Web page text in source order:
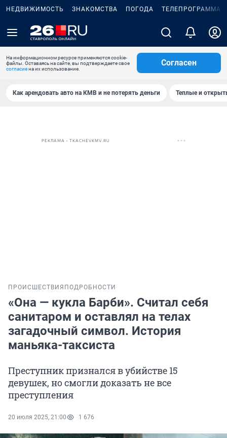
НЕДВИЖИМОСТЬ ЗНАКОМСТВА ПОГОДА ТЕЛЕПРОГРАММА
На информационном ресурсе применяются cookie-
файлы. Оставаясь на сайте, вы подтверждаете свое
согласиена их использование.
Согласен
Как арендовать авто на КМВ и не потерять деньги Теплые и
РЕКЛАМА • TKACHEVKMV.RU
ПРОИСШЕСТВИЯ ПОДРОБНОСТИ
«Она — кукла Барби». Считал себя
санитаром и оставлял на телах
загадочный символ. История
маньяка-таксиста
Преступник признался в убийстве 15
девушек, но смогли доказать не все
преступления
20 июля 2025, 21:00 1 676